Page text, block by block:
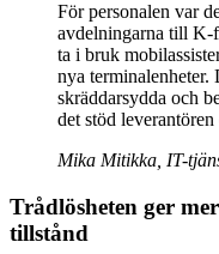
För personalen var
avdelningarna till K-
ta i bruk
nya
skräddarsydda och
det stöd
Mika Mitikka, IT-
Trådlösheten ger
tillstånd